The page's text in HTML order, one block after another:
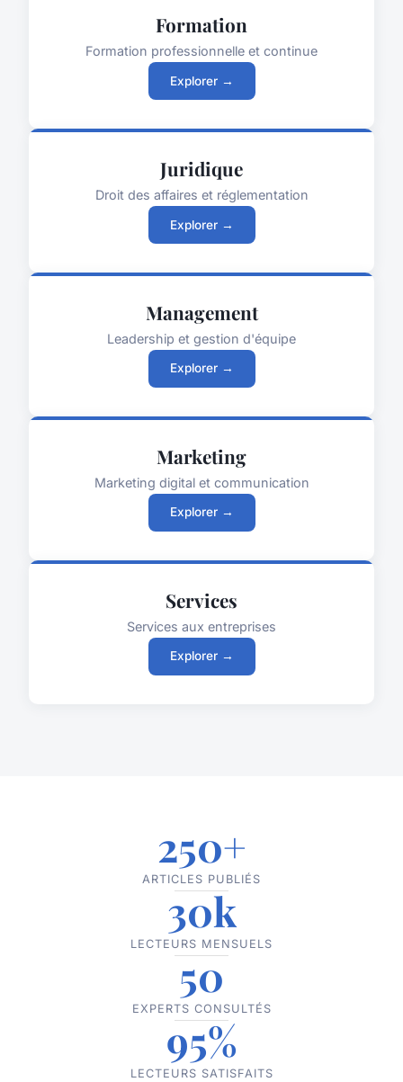
Formation
Formation professionnelle et continue
Explorer →
Juridique
Droit des affaires et réglementation
Explorer →
Management
Leadership et gestion d'équipe
Explorer →
Marketing
Marketing digital et communication
Explorer →
Services
Services aux entreprises
Explorer →
250+
ARTICLES PUBLIÉS
30k
LECTEURS MENSUELS
50
EXPERTS CONSULTÉS
95%
LECTEURS SATISFAITS